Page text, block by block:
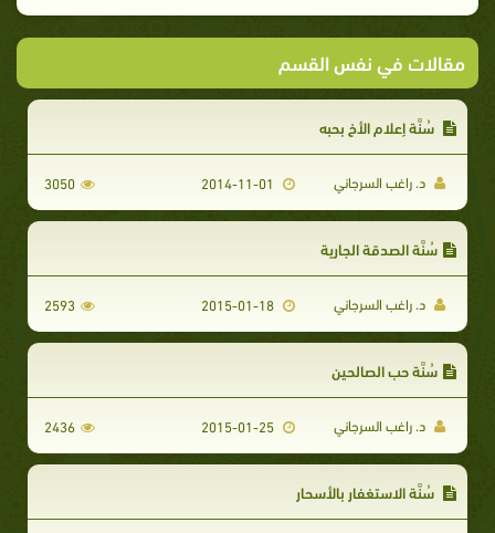
مقالات في نفس القسم
سُنَّة إعلام الأخ بحبه
د. راغب السرجاني 3050
سُنَّة الصدقة الجارية
د. راغب السرجاني 2015-01-18
2593
سُنَّة حب الصالحين
د. راغب السرجاني 2015-01-25
2436
سُنَّة الاستغفار بالأسحار